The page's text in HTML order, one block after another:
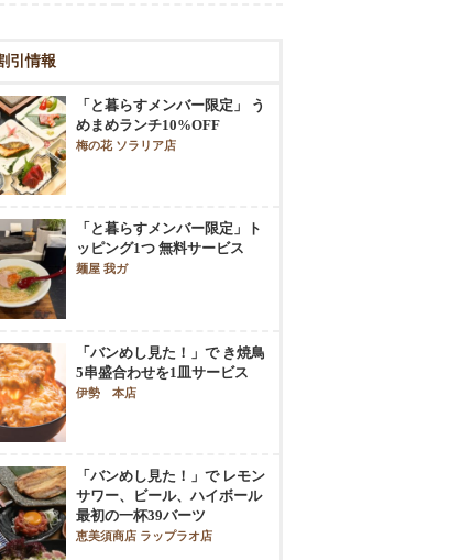
引情報
「と暮らすメンバー限定」 う
めまめランチ10%OFF
梅の花 ソラリア店
「と暮らすメンバー限定」ト
ッピング1つ 無料サービス
麺屋 我ガ
「バンめし見た！」で き焼鳥
5串盛合わせを1皿サービス
伊勢 本店
「バンめし見た！」で レモン
サワー、ビール、ハイボール
最初の一杯39バーツ
恵美須商店 ラップラオ店